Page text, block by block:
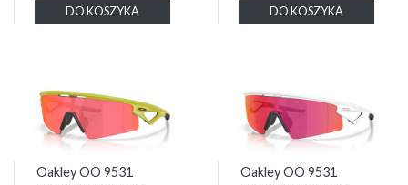
DO KOSZYKA DO KOSZYKA
Oakley OO 9531
Oakley OO 9531